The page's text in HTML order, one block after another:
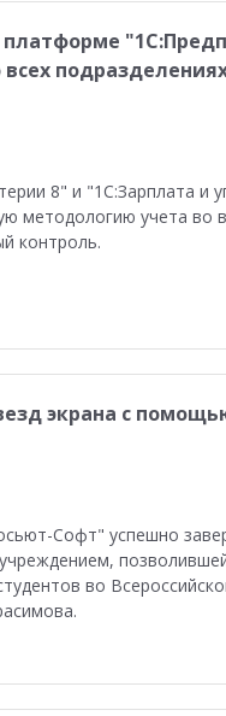
платформе
8" и "1С:Зарплата
методологию учета во
контроль.
экрана с
Софт" успешно
во